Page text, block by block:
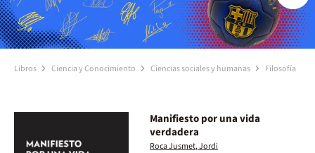
Libros Ciencia y Conocimiento Ciencias sociales y humanas Filosofía
Manifiesto por una vida
verdadera
Roca Jusmet, Jordi